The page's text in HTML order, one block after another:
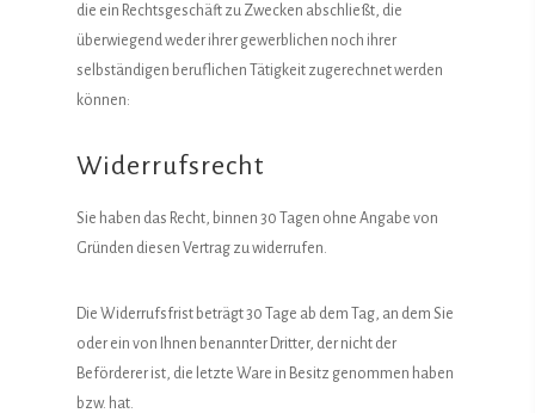
die ein Rechtsgeschäft zu Zwecken abschließt, die
überwiegend weder ihrer gewerblichen noch ihrer
selbständigen beruflichen Tätigkeit zugerechnet werden
können:
Widerrufsrecht
Sie haben das Recht, binnen 30 Tagen ohne Angabe von
Gründen diesen Vertrag zu widerrufen.
Die Widerrufsfrist beträgt 30 Tage ab dem Tag, an dem Sie
oder ein von Ihnen benannter Dritter, der nicht der
Beförderer ist, die letzte Ware in Besitz genommen haben
bzw. hat.